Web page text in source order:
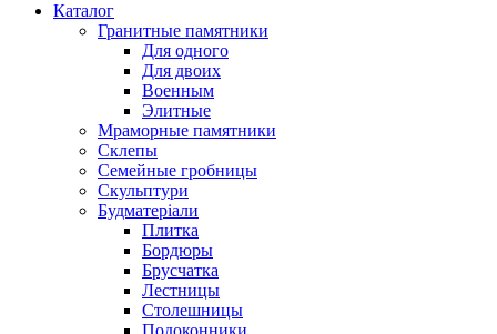
Каталог
Гранитные памятники
Для одного
Для двоих
Военным
Элитные
Мраморные памятники
Склепы
Семейные гробницы
Скульптури
Будматеріали
Плитка
Бордюры
Брусчатка
Лестницы
Столешницы
Подоконники